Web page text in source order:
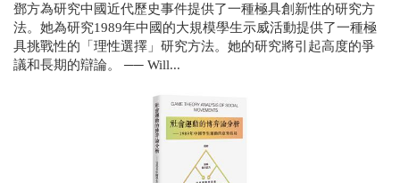
鄧方為研究中國近代歷史事件提供了一種極具創新性的研究方
法。她為研究1989年中國的大規模學生示威活動提供了一種極
具挑戰性的「理性選擇」研究方法。她的研究將引起高度的爭
議和長期的辯論。 ── Will...